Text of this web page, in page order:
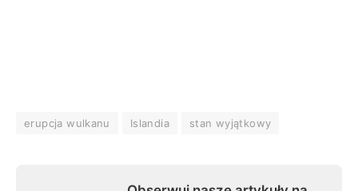
erupcja wulkanu Islandia stan wyjątkowy